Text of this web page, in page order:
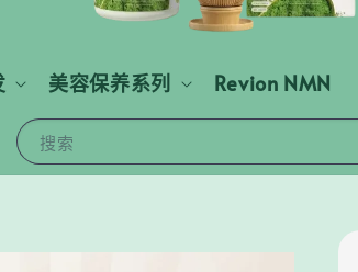
搜索
美容保养系列 Revion NMN